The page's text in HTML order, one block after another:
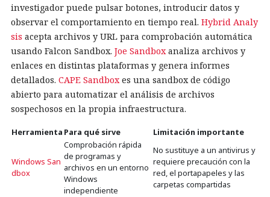
investigador puede pulsar botones, introducir datos y
observar el comportamiento en tiempo real. Hybrid Analy
sis acepta archivos y URL para comprobación automática
usando Falcon Sandbox. Joe Sandboxanaliza archivos y
enlaces en distintas plataformas y genera informes
detallados. CAPE Sandboxes una sandbox de código
abierto para automatizar el análisis de archivos
sospechosos en la propia infraestructura.
Herramienta Para qué sirve Limitación importante
Windows San
dbox
Comprobación rápida
de programas y
archivos en un entorno
Windows
independiente
No sustituye a un antivirus y
requiere precaución con la
red, el portapapeles y las
carpetas compartidas